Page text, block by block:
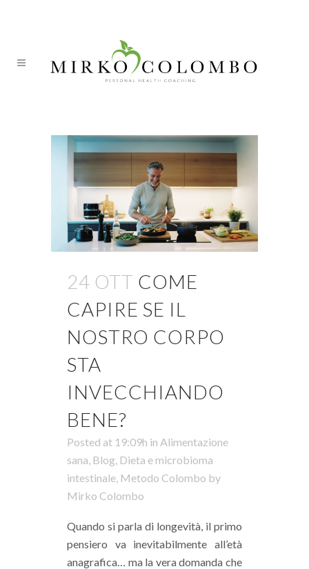
24 OTT COME
CAPIRE SE IL
NOSTRO CORPO
STA
INVECCHIANDO
BENE?
Posted at 19:09h in Alimentazione
sana Blog Dieta e microbioma
intestinale Metodo Colombo by
Mirko Colombo
Quando si parla di longevità, il primo
pensiero va inevitabilmente all’età
anagrafica… ma la vera domanda che